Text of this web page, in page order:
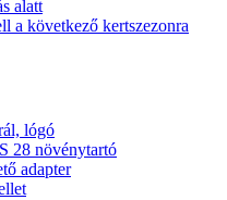
alatt
a következő kertszezonra
lógó
28 növénytartó
adapter